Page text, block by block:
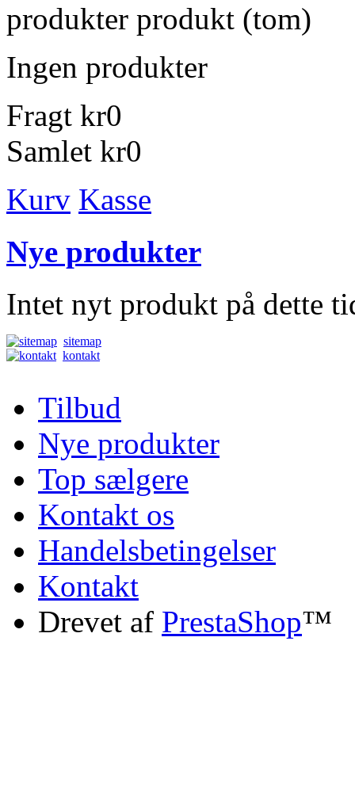
produkter produkt (tom)
Ingen produkter
Fragt kr0
Samlet kr0
Kurv Kasse
Nye produkter
Intet nyt produkt på dette
sitemap
kontakt
Tilbud
Nye produkter
Top sælgere
Kontakt os
Handelsbetingelser
Kontakt
Drevet af PrestaShop™